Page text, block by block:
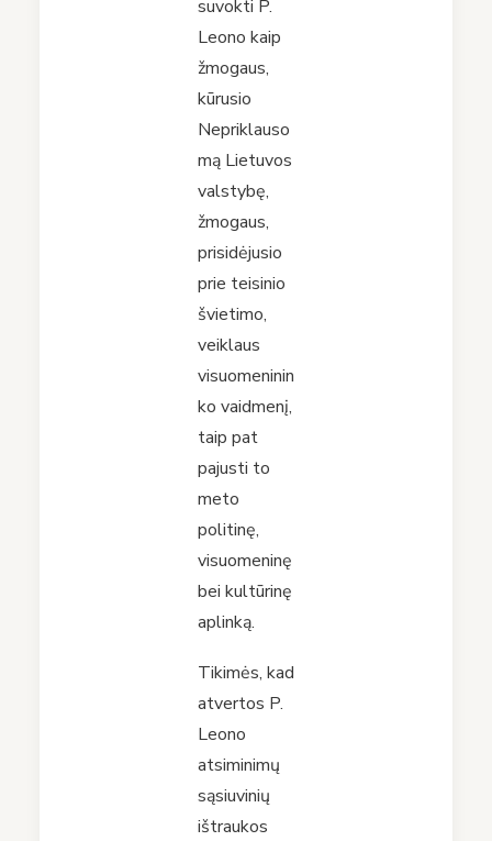
suvokti P.
Leono kaip
žmogaus,
kūrusio
Nepriklauso
mą Lietuvos
valstybę,
žmogaus,
prisidėjusio
prie teisinio
švietimo,
veiklaus
visuomeninin
ko vaidmenį,
taip pat
pajusti to
meto
politinę,
visuomeninę
bei kultūrinę
aplinką.
Tikimės, kad
atvertos P.
Leono
atsiminimų
sąsiuvinių
ištraukos